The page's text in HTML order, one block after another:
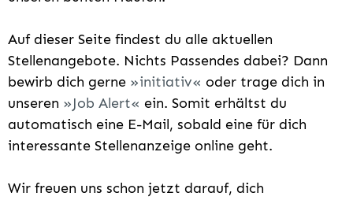
Auf dieser Seite findest du alle aktuellen
Stellenangebote. Nichts Passendes dabei? Dann
bewirb dich gerne
initiativ
oder trage dich in
unseren
Job Alert
ein. Somit erhältst du
automatisch eine E-Mail, sobald eine für dich
interessante Stellenanzeige online geht.
Wir freuen uns schon jetzt darauf, dich